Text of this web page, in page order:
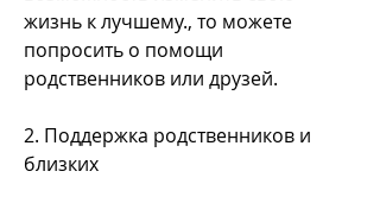
жизнь к лучшему., то можете
попросить о помощи
родственников или друзей.
2. Поддержка родственников и
близких